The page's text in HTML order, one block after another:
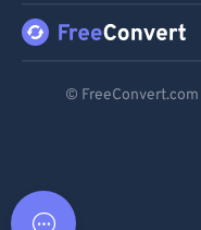
© FreeConvert.com